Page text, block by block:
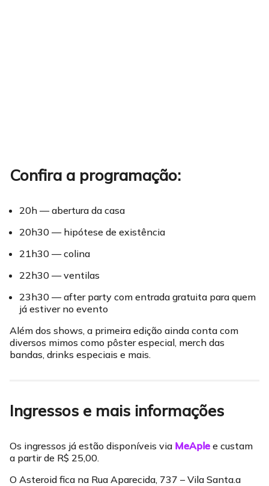
Confira a programação:
20h — abertura da casa
20h30 — hipótese de existência
21h30 — colina
22h30 — ventilas
23h30 — after party com entrada gratuita para quem
já estiver no evento
Além dos shows, a primeira edição ainda conta com
diversos mimos como pôster especial, merch das
bandas, drinks especiais e mais.
Ingressos e mais informações
Os ingressos já estão disponíveis via MeAple e custam
a partir de R$ 25,00.
O Asteroid fica na Rua Aparecida, 737 – Vila Santa.a